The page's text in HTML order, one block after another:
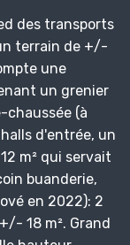
des transports
terrain de +/-
une
un grenier
chaussée (à
d'entrée, un
m² qui servait
buanderie,
en 2022): 2
18 m². Grand